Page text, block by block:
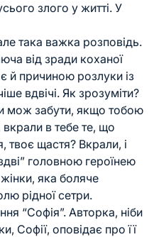
злого у житті. У
така важка розповідь.
від зради коханої
й причиною розлуки із
вдвічі. Як зрозуміти?
мож забути, якщо тобою
в тебе те, що
твоє щастя? Вкрали, і
головною героїнею
яка боляче
рідної сетри.
“Софія”. Авторка, ніби
Софії, оповідає про її